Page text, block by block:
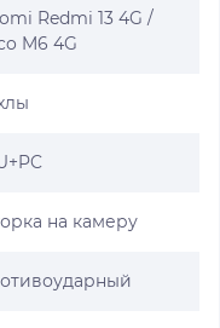
Redmi 13 4G /
M6 4G
на камеру